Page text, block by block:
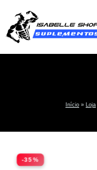
Início » Loja
-35%